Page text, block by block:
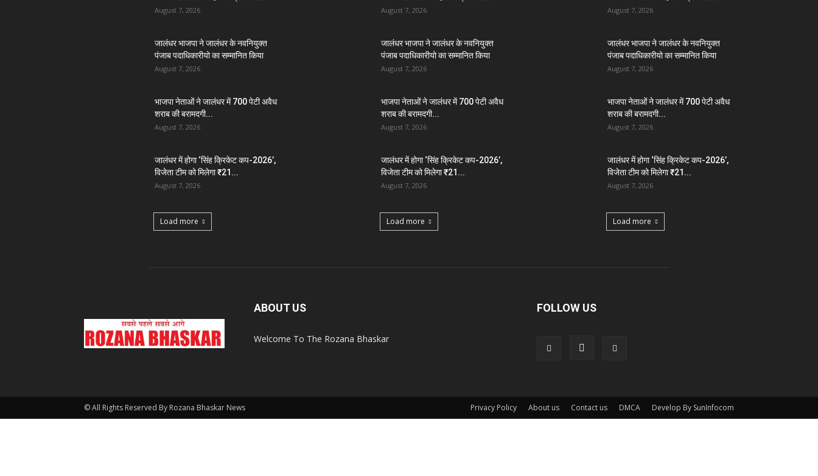
August 7, 2026
जालंधर भाजपा ने जालंधर के नवनियुक्त
पंजाब पदाधिकारीयो का सम्मानित किया
August 7, 2026
भाजपा नेताओं ने जालंधर में 700 पेटी अवैध
शराब की बरामदगी...
August 7, 2026
जालंधर में होगा ‘सिंह क्रिकेट कप-2026’,
विजेता टीम को मिलेगा ₹21...
August 7, 2026
Load more
August 7, 2026
जालंधर भाजपा ने जालंधर के नवनियुक्त
पंजाब पदाधिकारीयो का सम्मानित किया
August 7, 2026
भाजपा नेताओं ने जालंधर में 700 पेटी अवैध
शराब की बरामदगी...
August 7, 2026
जालंधर में होगा ‘सिंह क्रिकेट कप-2026’,
विजेता टीम को मिलेगा ₹21...
August 7, 2026
Load more
August 7, 2026
जालंधर भाजपा ने जालंधर के नवनियुक्त
पंजाब पदाधिकारीयो का सम्मानित किया
August 7, 2026
भाजपा नेताओं ने जालंधर में 700 पेटी अवैध
शराब की बरामदगी...
August 7, 2026
जालंधर में होगा ‘सिंह क्रिकेट कप-2026’,
विजेता टीम को मिलेगा ₹21...
August 7, 2026
Load more
ABOUT US
Welcome To The Rozana Bhaskar
FOLLOW US
Privacy Policy About us Contact us DMCA Develop By SunInfocom
© All Rights Reserved By Rozana Bhaskar News